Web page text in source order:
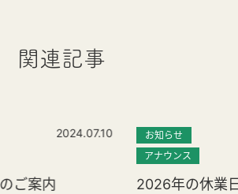
関連記事
2024.07.10
ご案内
お知らせ
アナウンス
2026年の休業